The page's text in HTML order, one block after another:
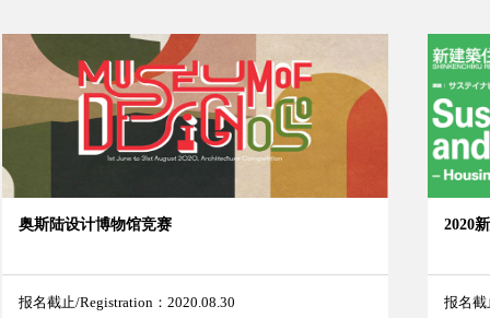
奥斯陆设计博物馆竞赛
报名截止/Registration：2020.08.30
2020
报名截